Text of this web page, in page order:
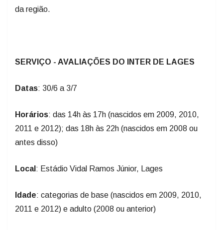
da região.
SERVIÇO - AVALIAÇÕES DO INTER DE LAGES
Datas: 30/6 a 3/7
Horários: das 14h às 17h (nascidos em 2009, 2010,
2011 e 2012); das 18h às 22h (nascidos em 2008 ou
antes disso)
Local: Estádio Vidal Ramos Júnior, Lages
Idade: categorias de base (nascidos em 2009, 2010,
2011 e 2012) e adulto (2008 ou anterior)